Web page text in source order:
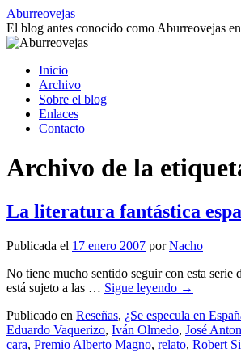
Saltar
al
contenido
Aburreovejas
El blog antes conocido como Aburreovejas
Inicio
Archivo
Sobre el blog
Enlaces
Contacto
Archivo de la
La literatura fantástica
Publicada el 17 enero 2007 por Nacho
No tiene mucho sentido seguir con esta serie
está sujeto a las … Sigue leyendo →
Publicado en Reseñas, ¿Se especula en
Eduardo Vaquerizo, Iván Olmedo, José
cara, Premio Alberto Magno, relato, Robert